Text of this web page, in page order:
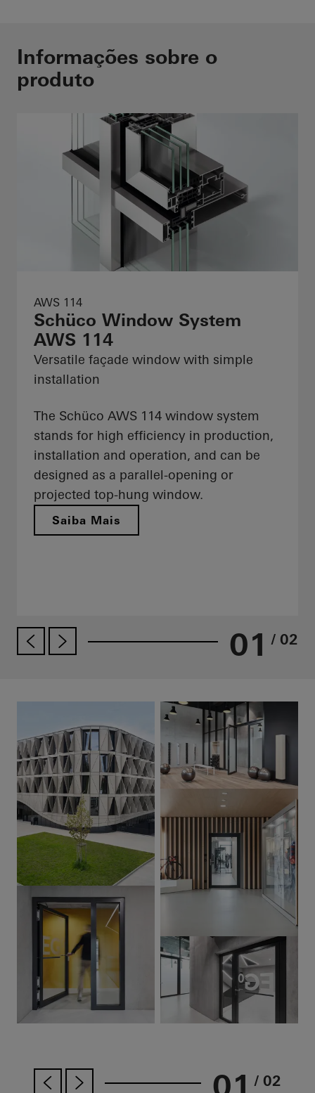
Informações sobre o
produto
AWS 114
Schüco Window System
AWS 114
Versatile façade window with simple
installation
The Schüco AWS 114 window system
stands for high efficiency in production,
installation and operation, and can be
designed as a parallel-opening or
projected top-hung window.
Saiba Mais
01 / 02
/ 02